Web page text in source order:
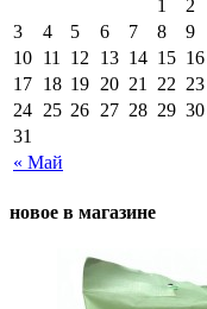
« Май
1
2
3
4 5 6 7 8
9
10 11 12 13 14 15 16
17 18 19 20 21 22 23
24 25 26 27 28 29 30
31
новое в магазине